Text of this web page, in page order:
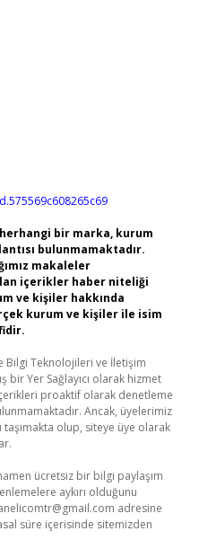
bir marka, kurum
bulunmamaktadır.
makaleler
içerikler haber niteliği
ve kişiler hakkında
kurum ve kişiler ile isim
Bilgi Teknolojileri ve İletişim
bir Yer Sağlayıcı olarak hizmet
proaktif olarak denetleme
Ancak, üyelerimiz
olup, siteye üye olarak
ücretsiz bir bilgi paylaşım
aykırı olduğunu
adresine
süre içerisinde sitemizden